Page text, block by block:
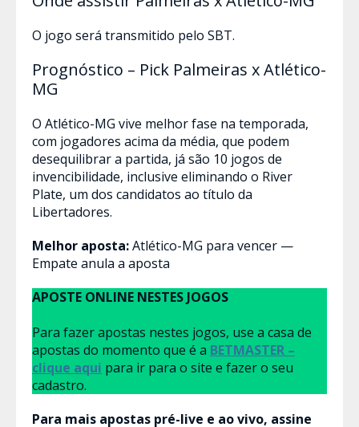
O jogo será transmitido pelo SBT.
Prognóstico – Pick Palmeiras x Atlético-
MG
O Atlético-MG vive melhor fase na temporada,
com jogadores acima da média, que podem
desequilibrar a partida, já são 10 jogos de
invencibilidade, inclusive eliminando o River
Plate, um dos candidatos ao título da
Libertadores.
Melhor aposta:Atlético-MG para vencer —
Empate anula a aposta
APOSTE ONLINE NESTES JOGOS
Para fazer apostas nestes jogos, use a casa de
apostas do momento que é a BETMASTER –
clique aqui para ir para o site e fazer o seu
cadastro.
Para mais apostas pré-live e ao vivo, assine